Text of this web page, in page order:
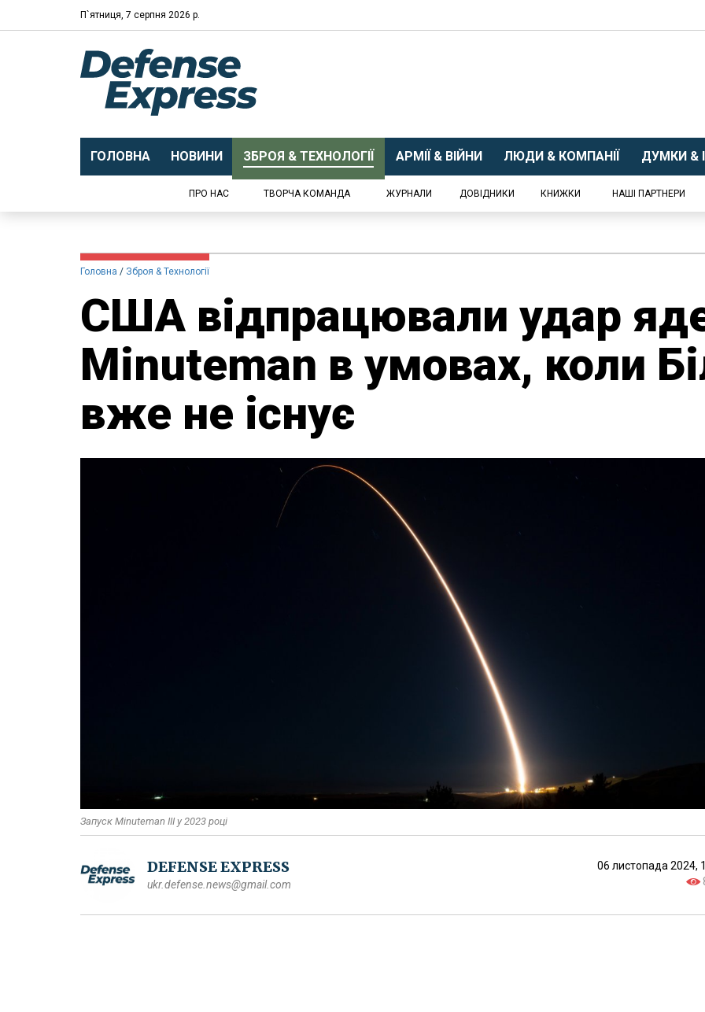
П`ятниця, 7 серпня 2026 р.
ГОЛОВНА НОВИНИ ЗБРОЯ & ТЕХНОЛОГІЇ АРМІЇ & ВІЙНИ ЛЮДИ & КОМПАНІЇ ДУМКИ &
ПРО НАС ТВОРЧА КОМАНДА ЖУРНАЛИ ДОВІДНИКИ КНИЖКИ НАШІ ПАРТНЕРИ
Головна Зброя & Технології
США відпрацювали удар
Minuteman в умовах, коли
вже не існує
Запуск Minuteman III у 2023 році
DEFENSE EXPRESS
ukr.defense.news@gmail.com
06 листопада 2024,